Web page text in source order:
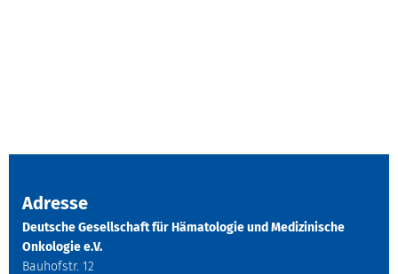
Adresse
Deutsche Gesellschaft für Hämatologie und Medizinische
Onkologie e.V.
Bauhofstr. 12